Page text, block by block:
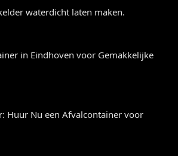
waterdicht laten maken.
in Eindhoven voor Gemakkelijke
Huur Nu een Afvalcontainer voor